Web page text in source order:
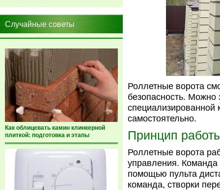
Случайные советы
Как облицевать камин клинкерной
плиткой: подготовка и этапы
Роллетные ворота
безопасность. Можно
специализированной
самостоятельно.
Принцип
Роллетные ворота
управления. Команда
помощью пульта
команда, створки